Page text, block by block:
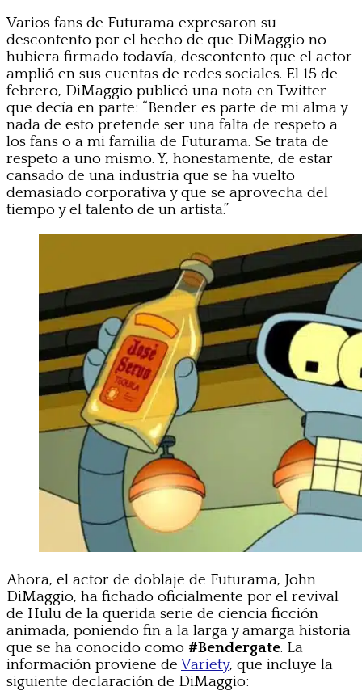
Varios fans de Futurama expresaron su
descontento por el hecho de que DiMaggio no
hubiera firmado todavía, descontento que el actor
amplió en sus cuentas de redes sociales. El 15 de
febrero, DiMaggio publicó una nota en Twitter
que decía en parte: “Bender es parte de mi alma y
nada de esto pretende ser una falta de respeto a
los fans o a mi familia de Futurama. Se trata de
respeto a uno mismo. Y, honestamente, de estar
cansado de una industria que se ha vuelto
demasiado corporativa y que se aprovecha del
tiempo y el talento de un artista.”
Ahora, el actor de doblaje de Futurama, John
DiMaggio, ha fichado oficialmente por el revival
de Hulu de la querida serie de ciencia ficción
animada, poniendo fin a la larga y amarga historia
que se ha conocido como #Bendergate. La
información proviene deVariety, que incluye la
siguiente declaración de DiMaggio: